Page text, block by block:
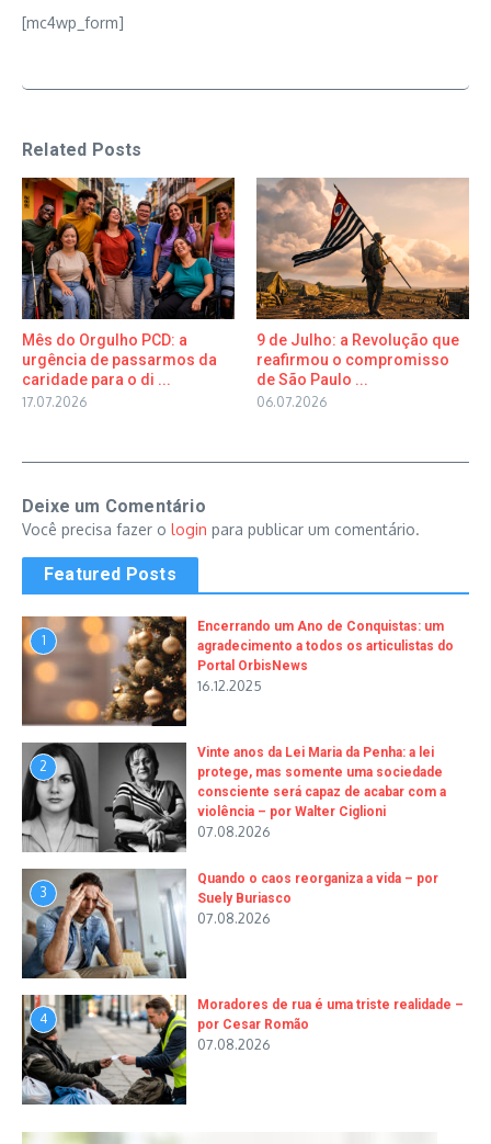
[mc4wp_form]
Related Posts
Mês do Orgulho PCD: a
urgência de passarmos da
caridade para o di ...
17.07.2026
9 de Julho: a Revolução que
reafirmou o compromisso
de São Paulo ...
06.07.2026
Deixe um Comentário
Você precisa fazer o login para publicar um comentário.
Featured Posts
1
Encerrando um Ano de Conquistas: um
agradecimento a todos os articulistas do
Portal OrbisNews
16.12.2025
2
Vinte anos da Lei Maria da Penha: a lei
protege, mas somente uma sociedade
consciente será capaz de acabar com a
violência – por Walter Ciglioni
07.08.2026
3
Quando o caos reorganiza a vida – por
Suely Buriasco
07.08.2026
4
Moradores de rua é uma triste realidade –
por Cesar Romão
07.08.2026